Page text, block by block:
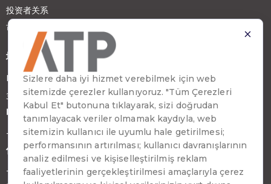
投资者关系
可持续发展
地址
Emirhan Cad. No:109 Kat:9 Atakule
34349 Beşiktaş, İstanbul, Türkiye
电话
+90 (212) 310 65 00
传真
+90 (212) 310 65 64